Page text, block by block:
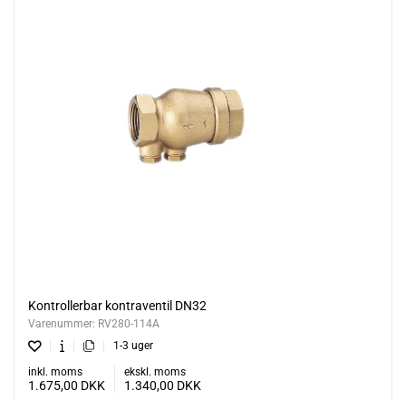
Kontrollerbar kontraventil DN32
Varenummer: RV280-114A
1-3 uger
inkl. moms
1.675,00 DKK
ekskl. moms
1.340,00 DKK